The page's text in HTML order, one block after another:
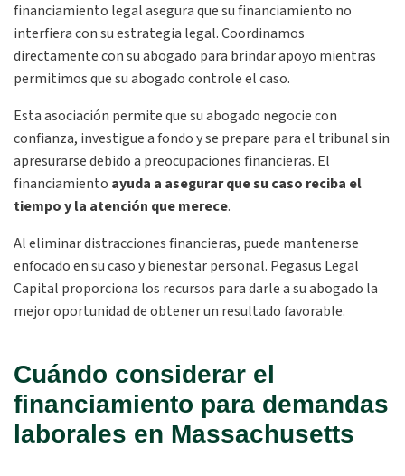
financiamiento legal asegura que su financiamiento no
interfiera con su estrategia legal. Coordinamos
directamente con su abogado para brindar apoyo mientras
permitimos que su abogado controle el caso.
Esta asociación permite que su abogado negocie con
confianza, investigue a fondo y se prepare para el tribunal sin
apresurarse debido a preocupaciones financieras. El
financiamiento ayuda a asegurar que su caso reciba el
tiempo y la atención que merece.
Al eliminar distracciones financieras, puede mantenerse
enfocado en su caso y bienestar personal. Pegasus Legal
Capital proporciona los recursos para darle a su abogado la
mejor oportunidad de obtener un resultado favorable.
Cuándo considerar el
financiamiento para demandas
laborales en Massachusetts